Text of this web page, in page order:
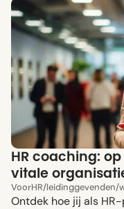
HR coaching:
vitale
VoorHR/leidinggevenden/
Ontdek hoe jij als